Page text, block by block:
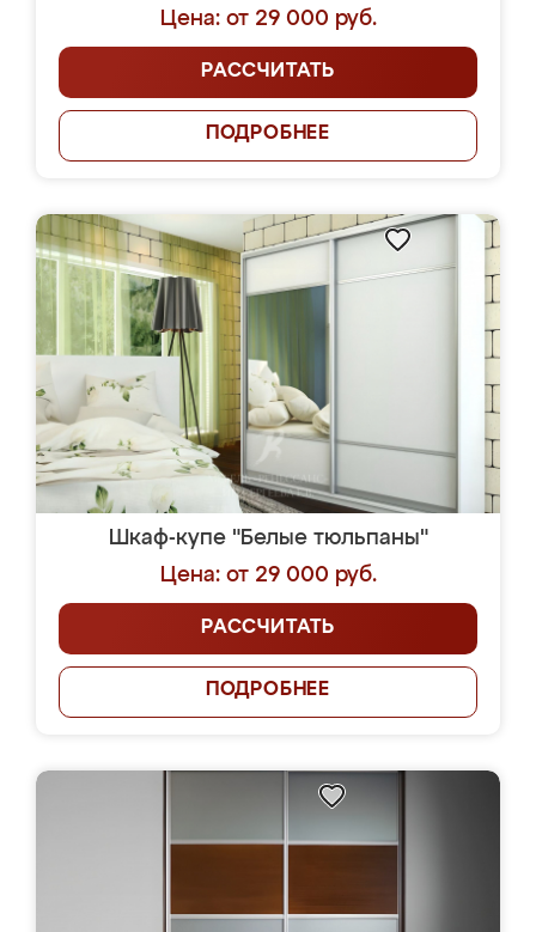
Цена: от 29 000 руб.
РАССЧИТАТЬ
ПОДРОБНЕЕ
Шкаф-купе "Белые тюльпаны"
Цена: от 29 000 руб.
РАССЧИТАТЬ
ПОДРОБНЕЕ